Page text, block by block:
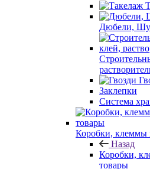
Дюбели,
Заклепки
Система
Коробки, клеммы
Назад
Коробки,
товары